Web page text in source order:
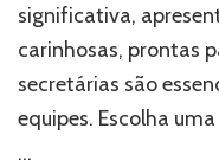
significativa,
carinhosas, prontas
secretárias são
equipes. Escolha
…